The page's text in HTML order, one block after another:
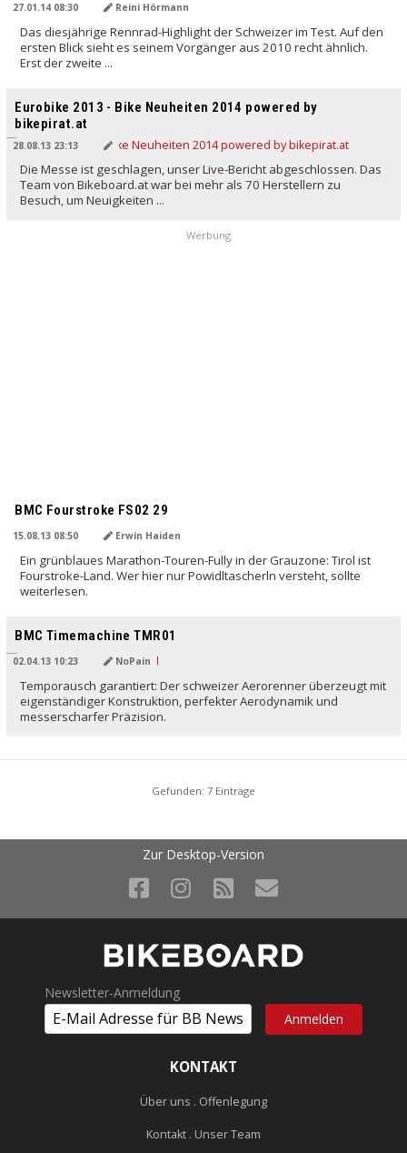
27.01.14 08:30 Reini Hörmann
Das diesjährige Rennrad-Highlight der Schweizer im Test. Auf den
ersten Blick sieht es seinem Vorgänger aus 2010 recht ähnlich.
Erst der zweite ...
Eurobike 2013 - Bike Neuheiten 2014 powered by
bikepirat.at
28.08.13 23:13
Die Messe ist geschlagen, unser Live-Bericht abgeschlossen. Das
Team von Bikeboard.at war bei mehr als 70 Herstellern zu
Besuch, um Neuigkeiten ...
Werbung
BMC Fourstroke FS02 29
15.08.13 08:50 Erwin Haiden
Ein grünblaues Marathon-Touren-Fully in der Grauzone: Tirol ist
Fourstroke-Land. Wer hier nur Powidltascherln versteht, sollte
weiterlesen.
BMC Timemachine TMR01
02.04.13 10:23 NoPain
Temporausch garantiert: Der schweizer Aerorenner überzeugt mit
eigenständiger Konstruktion, perfekter Aerodynamik und
messerscharfer Präzision.
Gefunden: 7 Einträge
Zur Desktop-Version
Newsletter-Anmeldung
KONTAKT
Über uns . Offenlegung
Kontakt . Unser Team